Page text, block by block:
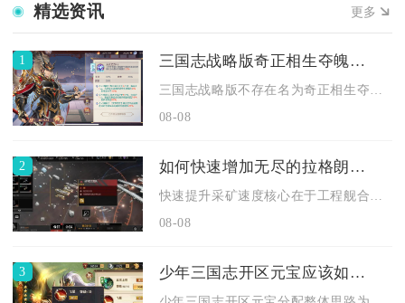
精选资讯 更多
1 三国志战略版奇正相生夺魄有多少关卡
08-08
2 如何快速增加无尽的拉格朗日的采矿速度
08-08
3 少年三国志开区元宝应该如何分配使用